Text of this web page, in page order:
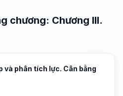
chương: Chương III.
và phân tích lực. Cân bằng